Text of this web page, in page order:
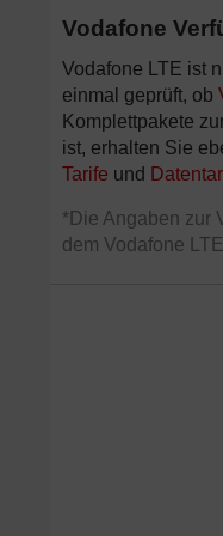
Vodafone
Vodafone LTE ist
einmal geprüft, ob
Komplettpakete
ist, erhalten Sie
Tarife und
*Die Angaben zur
dem Vodafone